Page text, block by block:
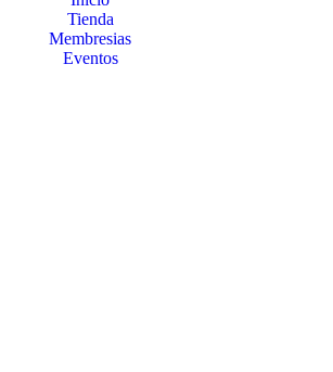
Tienda
Membresias
Eventos